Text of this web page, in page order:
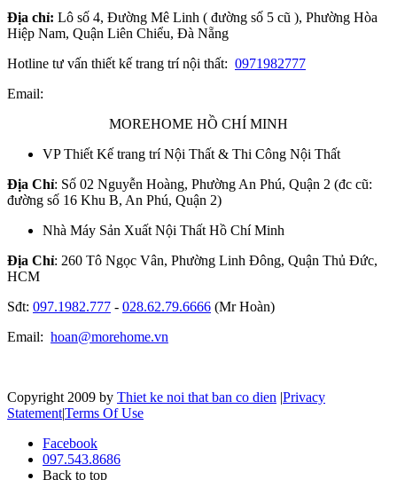
Địa chỉ: Lô số 4, Đường Mê Linh ( đường số 5 cũ ), Phường Hòa
Hiệp Nam, Quận Liên Chiểu, Đà Nẵng
Hotline tư vấn thiết kế trang trí nội thất: 0971982777
Email:
MOREHOME HỒ CHÍ MINH
VP Thiết Kế trang trí Nội Thất & Thi Công Nội Thất
Địa Chỉ: Số 02 Nguyễn Hoàng, Phường An Phú, Quận 2 (đc cũ:
đường số 16 Khu B, An Phú, Quận 2)
Nhà Máy Sản Xuất Nội Thất Hồ Chí Minh
Địa Chỉ: 260 Tô Ngọc Vân, Phường Linh Đông, Quận Thủ Đức,
HCM
Sđt: 097.1982.777 - 028.62.79.6666 (Mr Hoàn)
Email: hoan@morehome.vn
Copyright 2009 by Thiet ke noi that ban co dien Privacy
Statement|Terms Of Use
Facebook
097.543.8686
Back to top